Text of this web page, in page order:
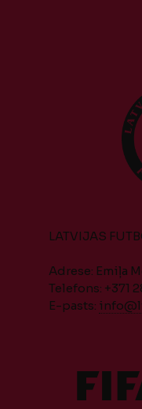
LATVIJAS
Adrese: Emiļa
Telefons: +371
E-pasts: